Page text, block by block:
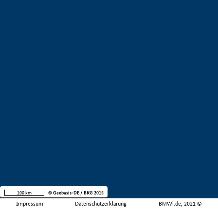
Impressum Datenschutzerklärung BMWi.de, 2021 ©
100 km © Geobasis-DE / BKG 2015